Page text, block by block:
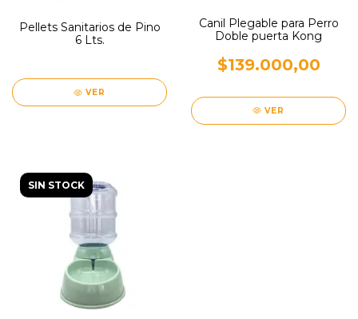
Pellets Sanitarios de Pino
6 Lts.
VER
Canil Plegable para Perro
Doble puerta Kong
$139.000,00
VER
SIN STOCK